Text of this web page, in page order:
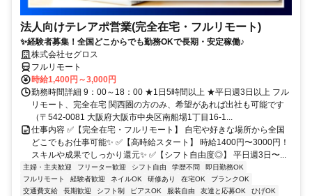
法人向けテレアポ営業(完全在宅・フルリモート)
✨経験者募集！全国どこからでも勤務OKで長期・安定稼働♪
株式会社セグロス
フルリモート
時給1,400円～3,000円
勤務時間詳細 9：00～18：00 ★1日5時間以上 ★平日週3日以上 フル
リモート、完全在宅 関西圏の方のみ、希望があれば出社も可能です
（〒542-0081 大阪府大阪市中央区南船場1丁目16-1...
仕事内容 ✅【完全在宅・フルリモート】 自宅や好きな場所から全国
どこでもお仕事可能✨ ✅【高時給スタート】 時給1400円〜3000円！
スキルや成果でしっかり還元✨ ✅【シフト自由度◎】 平日週3日〜...
主婦・主夫歓迎 フリーター歓迎 シフト自由 学歴不問
即日勤務OK
フルリモート
経験者歓迎 ネイルOK 研修あり 在宅OK
ブランクOK
交通費支給
長期歓迎 シフト制 ピアスOK 服装自由 友達と応募OK
ひげOK